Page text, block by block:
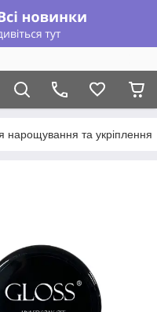
нарощування та укріплення